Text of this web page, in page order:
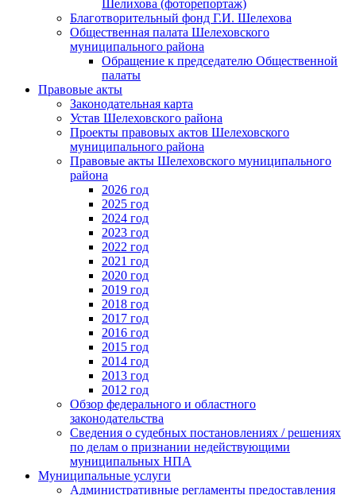
Шелихова (фоторепортаж)
Благотворительный фонд Г.И. Шелехова
Общественная палата Шелеховского
муниципального района
Обращение к председателю Общественной
палаты
Правовые акты
Законодательная карта
Устав Шелеховского района
Проекты правовых актов Шелеховского
муниципального района
Правовые акты Шелеховского муниципального
района
2026 год
2025 год
2024 год
2023 год
2022 год
2021 год
2020 год
2019 год
2018 год
2017 год
2016 год
2015 год
2014 год
2013 год
2012 год
Обзор федерального и областного
законодательства
Сведения о судебных постановлениях / решениях
по делам о признании недействующими
муниципальных НПА
Муниципальные услуги
Административные регламенты предоставления